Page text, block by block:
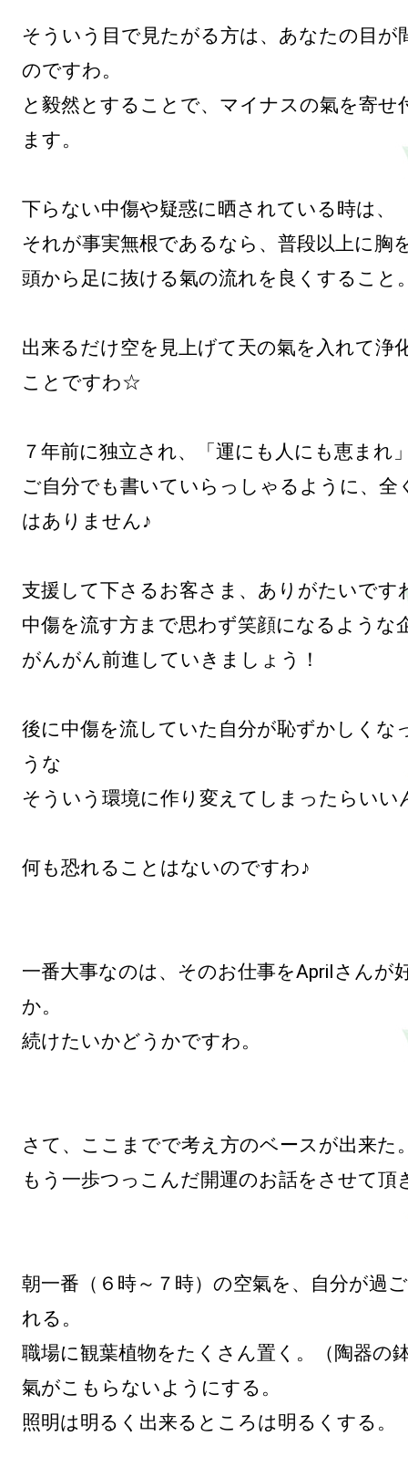
そういう目で見たがる方は、あなたの目が
のですわ。
と毅然とすることで、マイナスの氣を寄せ
ます。
下らない中傷や疑惑に晒されている時は、
それが事実無根であるなら、普段以上に胸
頭から足に抜ける氣の流れを良くすること
出来るだけ空を見上げて天の氣を入れて浄
ことですわ☆
７年前に独立され、「運にも人にも恵まれ
ご自分でも書いていらっしゃるように、全
はありません♪
支援して下さるお客さま、ありがたいです
中傷を流す方まで思わず笑顔になるような
がんがん前進していきましょう！
後に中傷を流していた自分が恥ずかしくな
うな
そういう環境に作り変えてしまったらいい
何も恐れることはないのですわ♪
一番大事なのは、そのお仕事をAprilさんが
か。
続けたいかどうかですわ。
さて、ここまでで考え方のベースが出来た
もう一歩つっこんだ開運のお話をさせて頂
朝一番（６時～７時）の空氣を、自分が過
れる。
職場に観葉植物をたくさん置く。（陶器の
氣がこもらないようにする。
照明は明るく出来るところは明るくする。